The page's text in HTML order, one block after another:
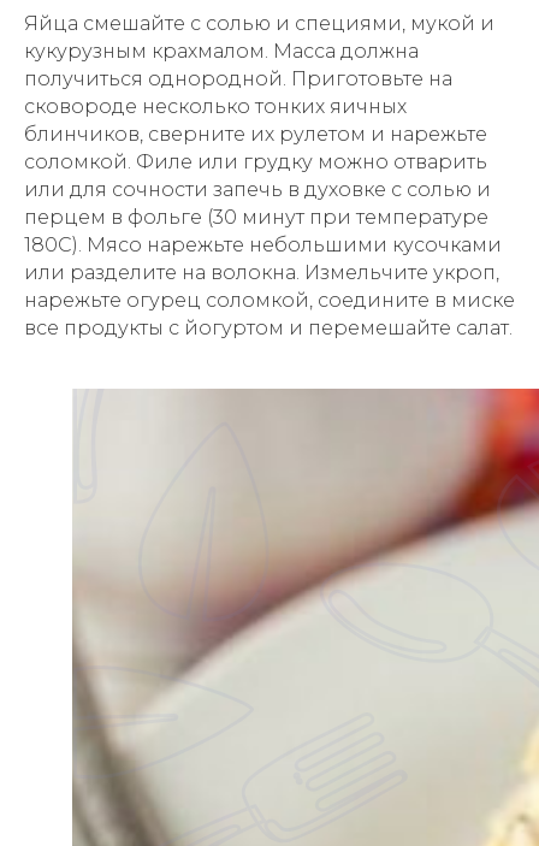
Яйца смешайте с солью и специями, мукой и
кукурузным крахмалом. Масса должна
получиться однородной. Приготовьте на
сковороде несколько тонких яичных
блинчиков, сверните их рулетом и нарежьте
соломкой. Филе или грудку можно отварить
или для сочности запечь в духовке с солью и
перцем в фольге (30 минут при температуре
180С). Мясо нарежьте небольшими кусочками
или разделите на волокна. Измельчите укроп,
нарежьте огурец соломкой, соедините в миске
все продукты с йогуртом и перемешайте салат.